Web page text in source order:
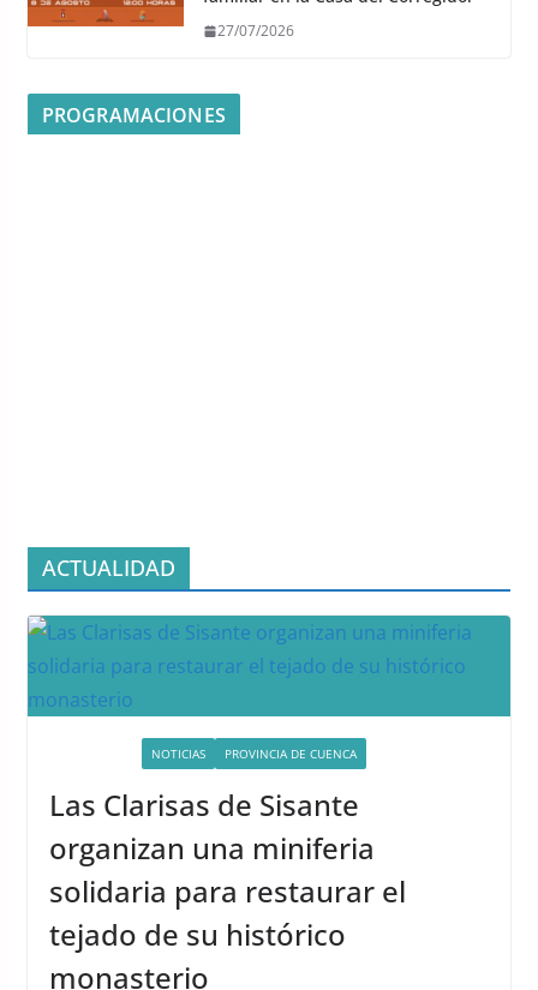
27/07/2026
PROGRAMACIONES
ACTUALIDAD
NOTICIAS PROVINCIA DE CUENCA
Las Clarisas de Sisante
organizan una miniferia
solidaria para restaurar el
tejado de su histórico
monasterio